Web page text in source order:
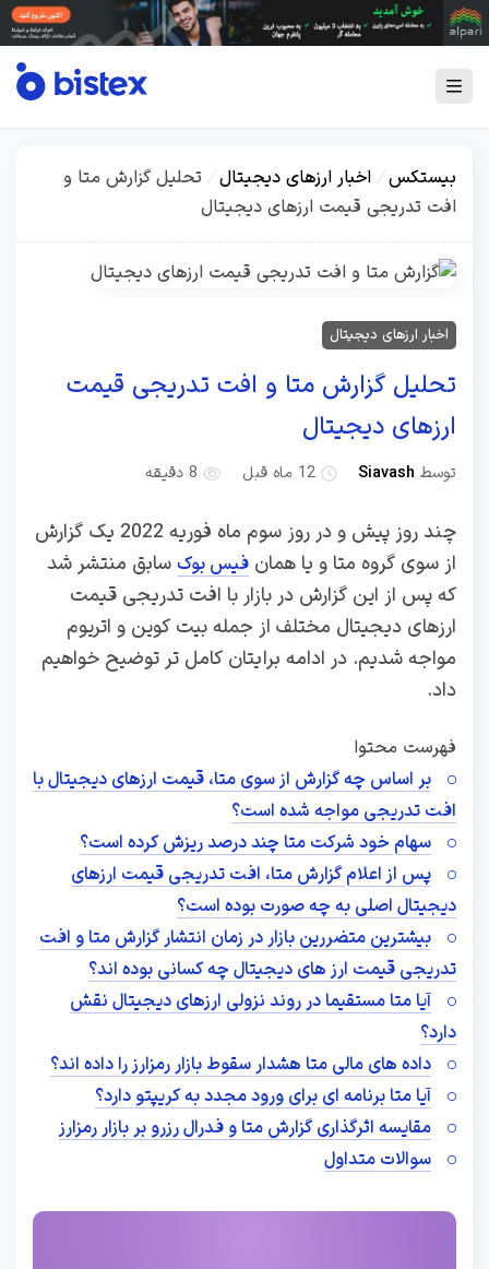
بیستکس اخبار ارزهای دیجیتال
تحلیل گزارش متا و
افت تدریجی قیمت ارزهای دیجیتال
اخبار ارزهای دیجیتال
تحلیل گزارش متا و افت تدریجی قیمت
ارزهای دیجیتال
توسط Siavash 12 ماه قبل 8 دقیقه
چند روز پیش و در روز سوم ماه فوریه 2022 یک گزارش
از سوی گروه متا و یا همان فیس بوک سابق منتشر شد
که پس از این گزارش در بازار با افت تدریجی قیمت
ارزهای دیجیتال مختلف از جمله بیت کوین و اتریوم
مواجه شدیم. در ادامه برایتان کامل تر توضیح خواهیم
داد.
فهرست محتوا
بر اساس چه گزارش از سوی متا، قیمت ارزهای دیجیتال با
افت تدریجی مواجه شده است؟
سهام خود شرکت متا چند درصد ریزش کرده است؟
پس از اعلام گزارش متا، افت تدریجی قیمت ارزهای
دیجیتال اصلی به چه صورت بوده است؟
بیشترین متضررین بازار در زمان انتشار گزارش متا و افت
تدریجی قیمت ارز های دیجیتال چه کسانی بوده اند؟
آیا متا مستقیما در روند نزولی ارزهای دیجیتال نقش
دارد؟
داده ‌های مالی متا هشدار سقوط بازار رمزارز را داده ‌اند؟
آیا متا برنامه ‌ای برای ورود مجدد به کریپتو دارد؟
مقایسه اثرگذاری گزارش متا و فدرال رزرو بر بازار رمزارز
سوالات متداول